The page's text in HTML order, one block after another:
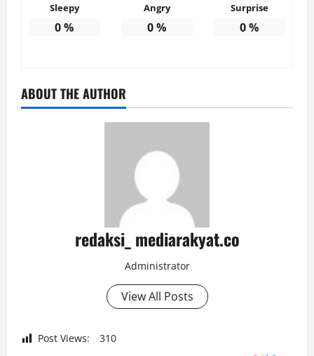
Sleepy
0%
Angry
0%
Surprise
0%
ABOUT THE AUTHOR
redaksi_ mediarakyat.co
Administrator
View All Posts
Post Views: 310